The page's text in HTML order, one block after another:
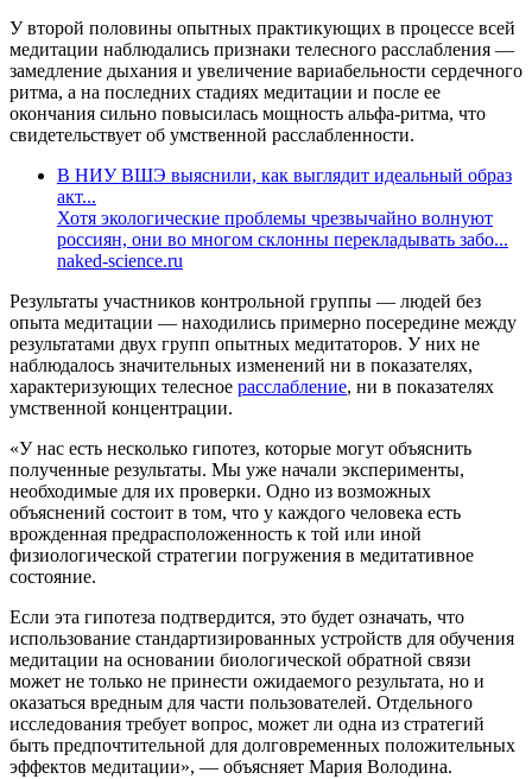
У второй половины опытных практикующих в процессе всей
медитации наблюдались признаки телесного расслабления —
замедление дыхания и увеличение вариабельности сердечного
ритма, а на последних стадиях медитации и после ее
окончания сильно повысилась мощность альфа-ритма, что
свидетельствует об умственной расслабленности.
В НИУ ВШЭ выяснили, как выглядит идеальный образ
акт...
Хотя экологические проблемы чрезвычайно волнуют
россиян, они во многом склонны перекладывать забо...
naked-science.ru
Результаты участников контрольной группы — людей без
опыта медитации — находились примерно посередине между
результатами двух групп опытных медитаторов. У них не
наблюдалось значительных изменений ни в показателях,
характеризующих телесное расслабление, ни в показателях
умственной концентрации.
«У нас есть несколько гипотез, которые могут объяснить
полученные результаты. Мы уже начали эксперименты,
необходимые для их проверки. Одно из возможных
объяснений состоит в том, что у каждого человека есть
врожденная предрасположенность к той или иной
физиологической стратегии погружения в медитативное
состояние.
Если эта гипотеза подтвердится, это будет означать, что
использование стандартизированных устройств для обучения
медитации на основании биологической обратной связи
может не только не принести ожидаемого результата, но и
оказаться вредным для части пользователей. Отдельного
исследования требует вопрос, может ли одна из стратегий
быть предпочтительной для долговременных положительных
эффектов медитации», — объясняет Мария Володина.